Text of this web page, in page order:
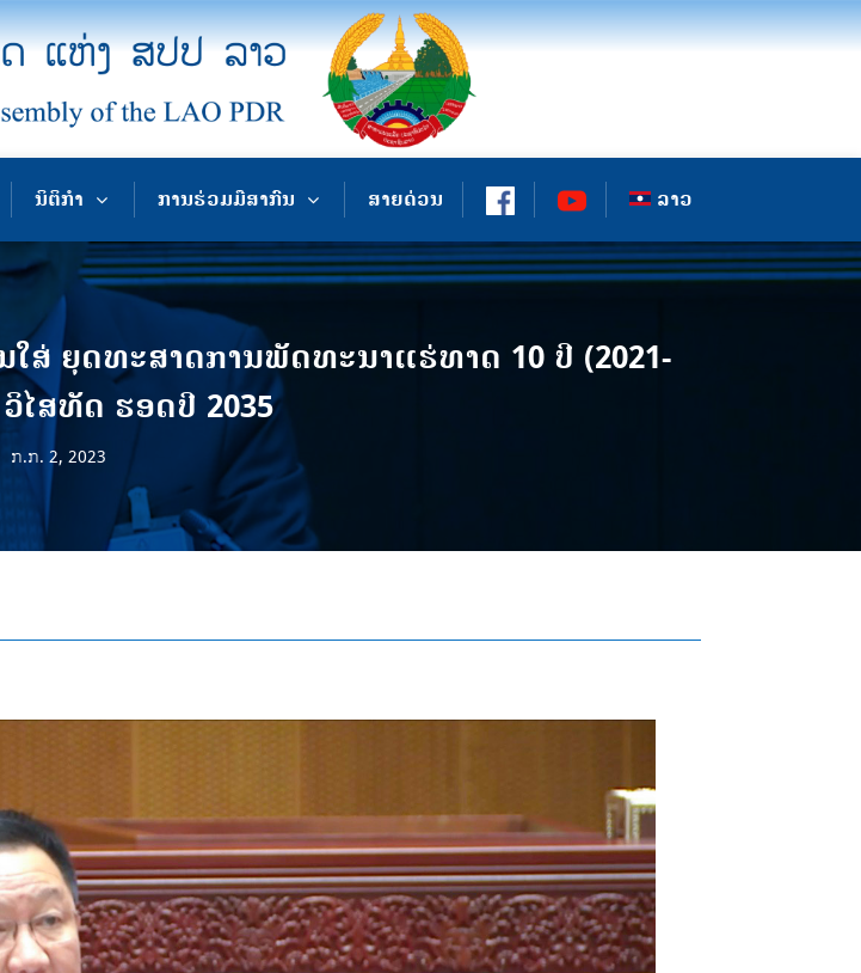
ນິຕິກຳ ການຮ່ວມມືສາກົນ ສາຍດ່ວນ ລາວ
ສ່ ຍຸດທະສາດການພັດທະນາແຮ່ທາດ 10 ປີ (2021-
ໄສທັດ ຮອດປີ 2035
ກ.ກ. 2, 2023